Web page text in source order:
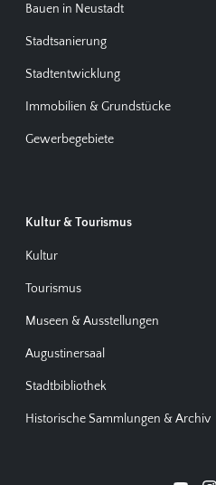
Bauen in Neustadt
Stadtsanierung
Stadtentwicklung
Immobilien & Grundstücke
Gewerbegebiete
Kultur & Tourismus
Kultur
Tourismus
Museen & Ausstellungen
Augustinersaal
Stadtbibliothek
Historische Sammlungen & Archiv